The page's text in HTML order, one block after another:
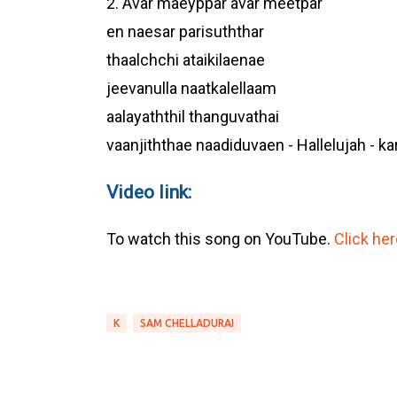
en naesar parisuththar
thaalchchi ataikilaenae
jeevanulla naatkalellaam
aalayaththil thanguvathai
vaanjiththae naadiduvaen - Hallelujah -
Video link:
To watch this song on YouTube. Click
K SAM CHELLADURAI